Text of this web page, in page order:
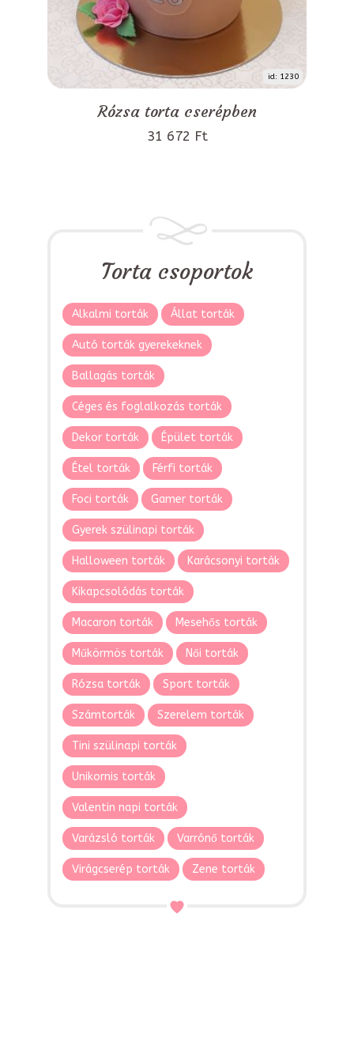
id: 1230
Rózsa torta cserépben
31 672 Ft
Torta csoportok
Alkalmi torták Állat torták
Autó torták gyerekeknek
Ballagás torták
Céges és foglalkozás torták
Dekor torták Épület torták
Étel torták Férfi torták
Foci torták Gamer torták
Gyerek szülinapi torták
Halloween torták Karácsonyi torták
Kikapcsolódás torták
Macaron torták Mesehős torták
Műkörmös torták Női torták
Rózsa torták Sport torták
Számtorták Szerelem torták
Tini szülinapi torták
Unikornis torták
Valentin napi torták
Varázsló torták Varrónő torták
Virágcserép torták Zene torták